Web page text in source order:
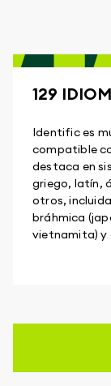
129
Identific es
compatible
destaca en
griego, latín,
otros,
bráhmica
vietnamita) y